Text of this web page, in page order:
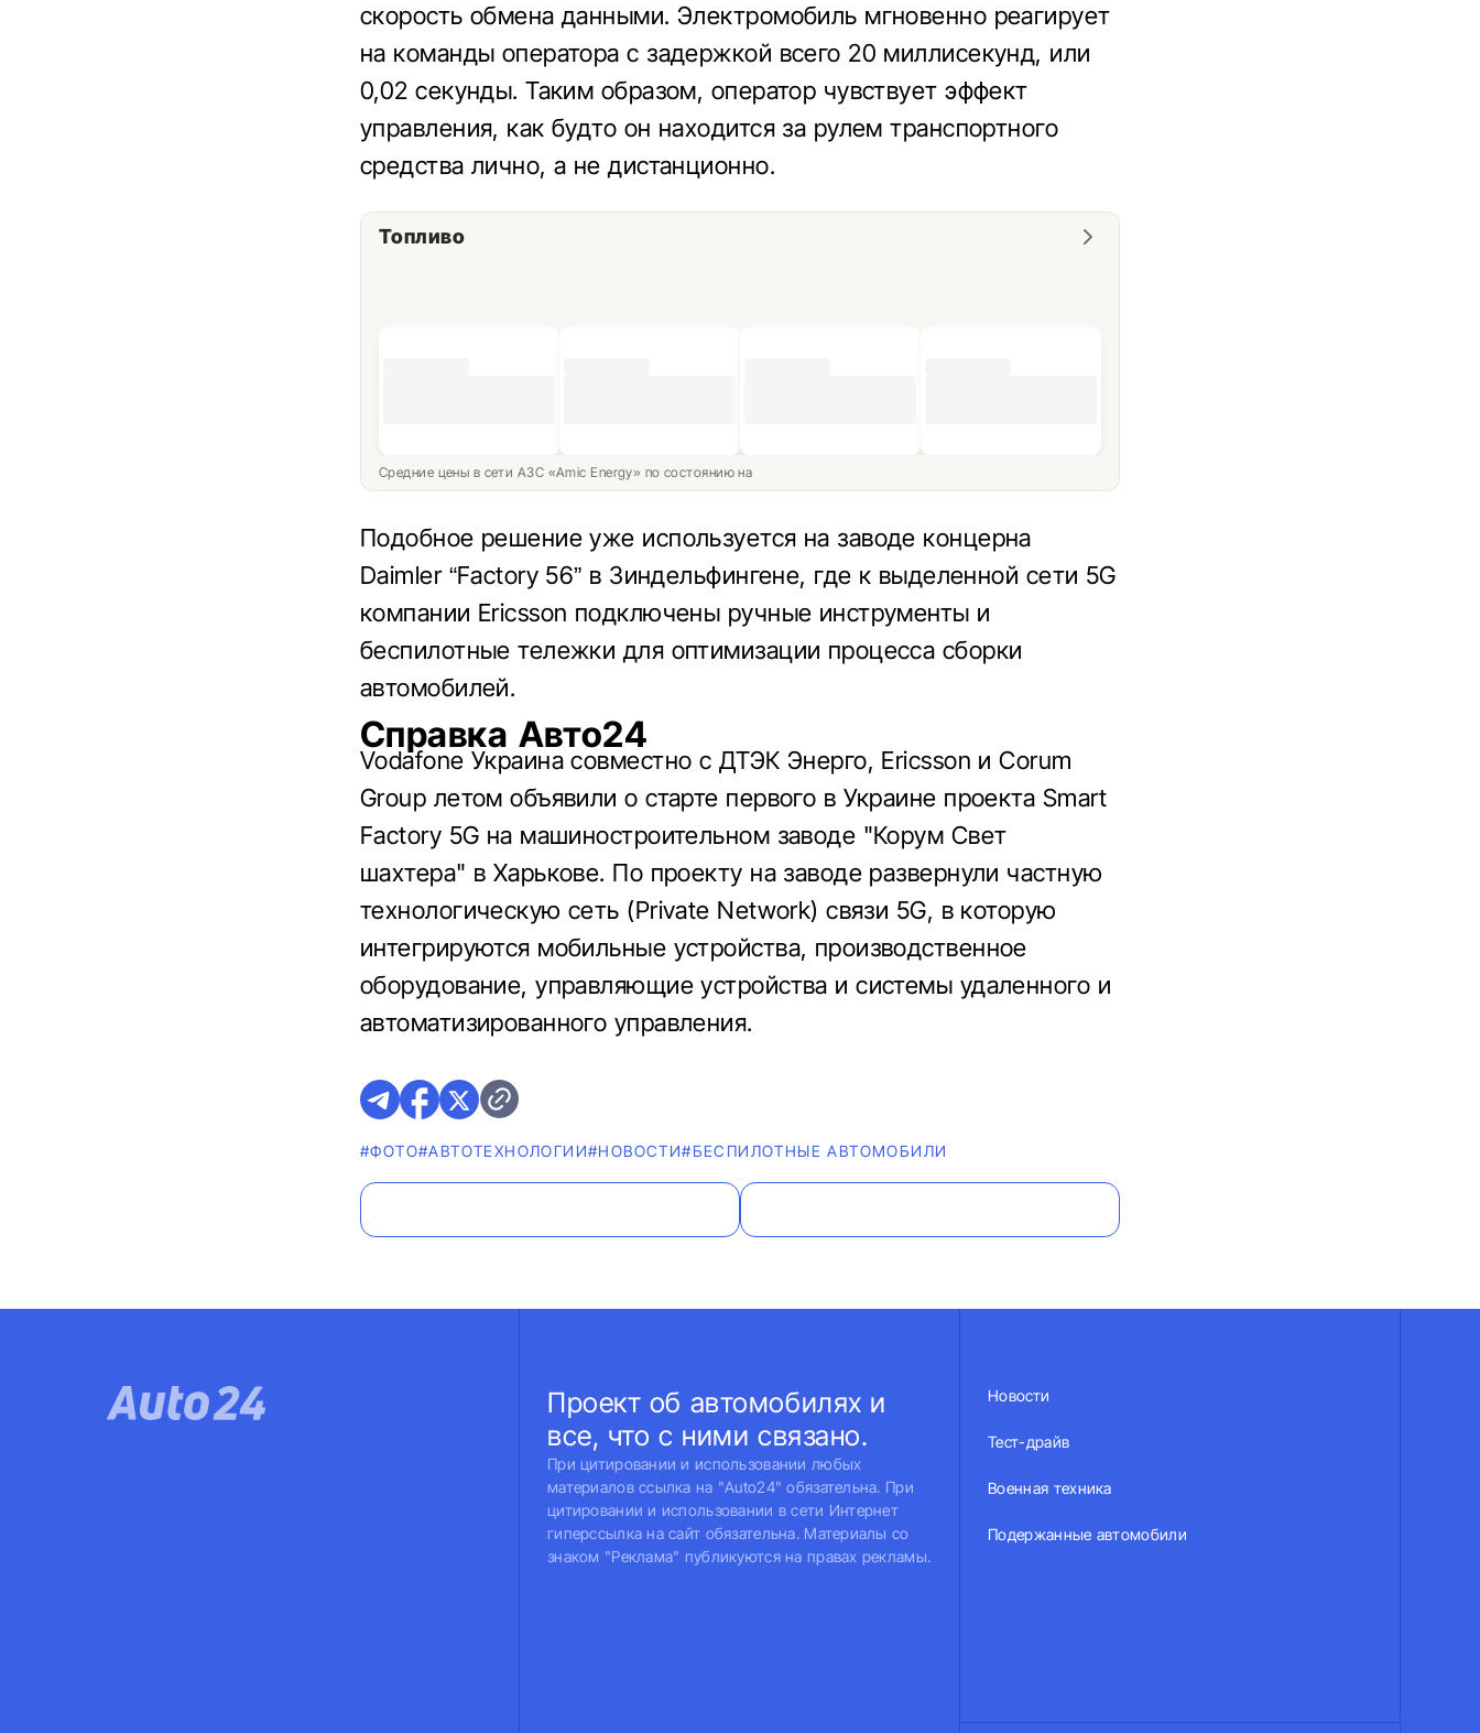
скорость обмена данными. Электромобиль мгновенно реагирует
на команды оператора с задержкой всего 20 миллисекунд, или
0,02 секунды. Таким образом, оператор чувствует эффект
управления, как будто он находится за рулем транспортного
средства лично, а не дистанционно.
Топливо
Средние цены в сети АЗС «Amic Energy» по состоянию на
Подобное решение уже используется на заводе концерна
Daimler “Factory 56” в Зиндельфингене, где к выделенной сети 5G
компании Ericsson подключены ручные инструменты и
беспилотные тележки для оптимизации процесса сборки
автомобилей.
Справка Авто24
Vodafone Украина совместно с ДТЭК Энерго, Ericsson и Corum
Group летом объявили о старте первого в Украине проекта Smart
Factory 5G на машиностроительном заводе "Корум Свет
шахтера" в Харькове. По проекту на заводе развернули частную
технологическую сеть (Private Network) связи 5G, в которую
интегрируются мобильные устройства, производственное
оборудование, управляющие устройства и системы удаленного и
автоматизированного управления.
#ФОТО#АВТОТЕХНОЛОГИИ#НОВОСТИ#БЕСПИЛОТНЫЕ АВТОМОБИЛИ
Проект об автомобилях и
все, что с ними связано.
При цитировании и использовании любых
материалов ссылка на "Auto24" обязательна. При
цитировании и использовании в сети Интернет
гиперссылка на сайт обязательна. Материалы со
знаком "Реклама" публикуются на правах рекламы.
Новости
Тест-драйв
Военная техника
Подержанные автомобили